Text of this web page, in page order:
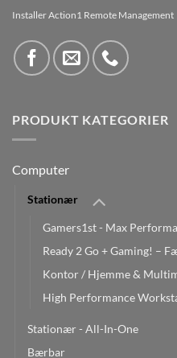
Installer Action1 Remote Management
PRODUKT KATEGORIER
Computer
Stationær
Gamers1st - Max
Ready 2 Go + Gaming! –
Kontor / Hjemme &
High Performance
Stationær - All-In-One
Bærbar